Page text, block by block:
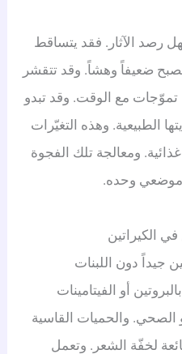
رصد الآثار. فقد يتساقط
ضعيفاً وهشاً. وقد تتقشر
مع الوقت. وقد تبدو
الطبيعية. وهذه التغيّرات
ومعالجة تلك الفجوة
وحده.
دون اللبنات
أو الفيتامينات
والحميات القاسية
لخفّة الشعر. وتعمل